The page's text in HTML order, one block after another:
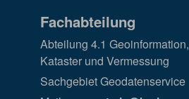
Fachabteilung
Abteilung 4.1 Geoinformation,
Kataster und Vermessung
Sachgebiet Geodatenservice